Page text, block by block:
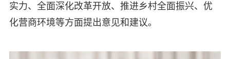
实力、全面深化改革开放、推进乡村全面振兴、优
化营商环境等方面提出意见和建议。